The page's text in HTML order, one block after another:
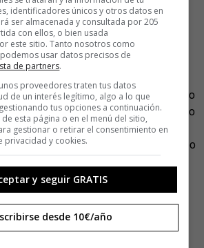
Escuché sus confesiones.
trabajos forzados, así como
decontingentesD, B, etc.,
«Berlag».
que puedes conseguir un gran trato
en el hospital, una transferencia), pero
tu vida, recibiendo golpes, soportando
aislamiento en el hielo.
aislado en el hielo, excavado
mismo he pasado allí una noche.
el poder, el matar impunemente, es
altos mandos hasta los servidores
(Seropashkla y semejantes).
de los rusos de denunciar y
identificadores únicos y otros datos en
ser almacenada y consultada por 205
con ellos, o bien usada
este sitio. Tanto nosotros como
usar datos precisos de
de partners.
proveedores traten tus datos
de un interés legítimo, algo a lo que
tus opciones a continuación.
esta página o en el menú del sitio,
gestionar o retirar el consentimiento en
privacidad y cookies.
y seguir GRATIS
desde 10€/año